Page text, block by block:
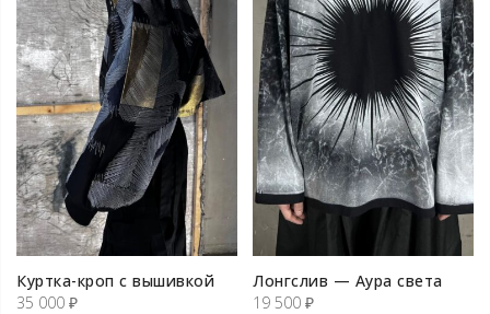
Куртка-кроп с вышивкой
35 000 ₽
Лонгслив — Аура света
19 500 ₽